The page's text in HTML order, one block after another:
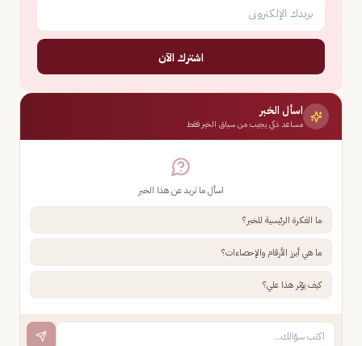
اشترك الآن
اسأل الخبر
مساعد ذكي يجيب من سياق الخبر فقط
اسأل ما تريد عن هذا الخبر
ما الفكرة الرئيسية للخبر؟
ما هي أبرز الأرقام والإحصاءات؟
كيف يؤثر هذا علي؟